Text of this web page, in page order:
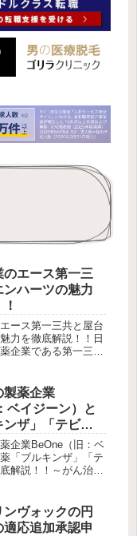
のエース第一三
ハーツの魅力
ース第一三共と屋台
力を徹底解説！！日
企業である第一三
事では、第一三共の
から、主力製品「エ
製薬企業
ベイジーン）と
ンザ」「テビム
解説！！
企業BeOne（旧：ベ
「ブルキンザ」「テ
解説！！～がん治療
ーバルバイオ医薬品
ベイジー...
ヴォックの円
応追加承認申